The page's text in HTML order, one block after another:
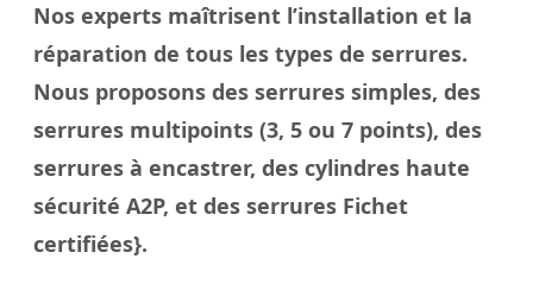
Nos experts maîtrisent l’installation et la
réparation de tous les types de serrures.
Nous proposons des serrures simples, des
serrures multipoints (3, 5 ou 7 points), des
serrures à encastrer, des cylindres haute
sécurité A2P, et des serrures Fichet
certifiées}.